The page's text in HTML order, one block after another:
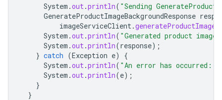
System .out.println( "Sending
GenerateProductImageBackgroundResponse
imageServiceClient.
System .out.println( "Generated product image
System .out.println(response);
} catch (Exception e)
{
System .out.println( "An error has occurred: "
System .out.println(e);
}
}